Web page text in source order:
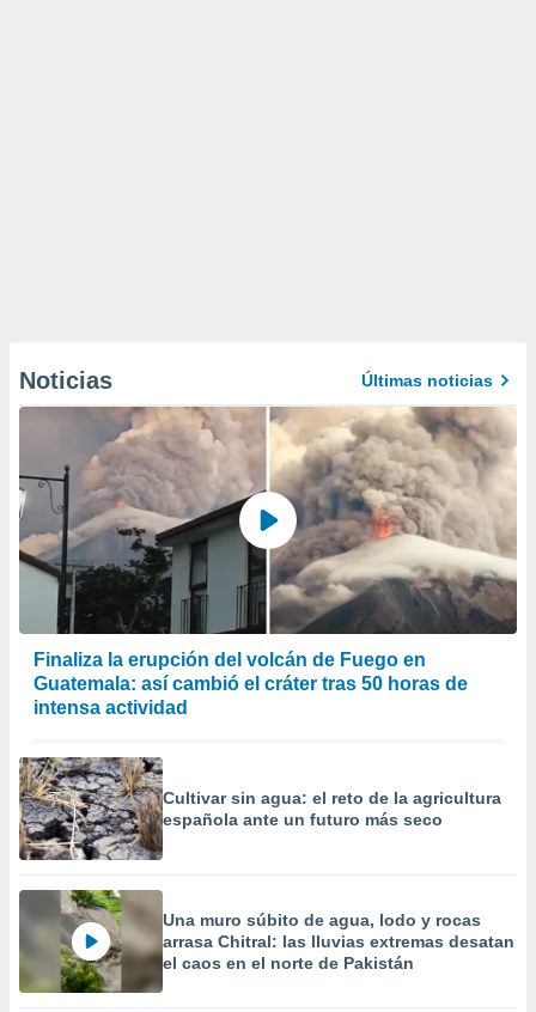
Noticias Últimas noticias
Finaliza la erupción del volcán de Fuego en
Guatemala: así cambió el cráter tras 50 horas de
intensa actividad
Cultivar sin agua: el reto de la agricultura
española ante un futuro más seco
Una muro súbito de agua, lodo y rocas
arrasa Chitral: las lluvias extremas desatan
el caos en el norte de Pakistán